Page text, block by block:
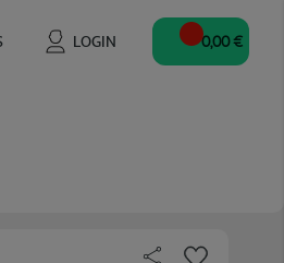
LOGIN 0,00 €